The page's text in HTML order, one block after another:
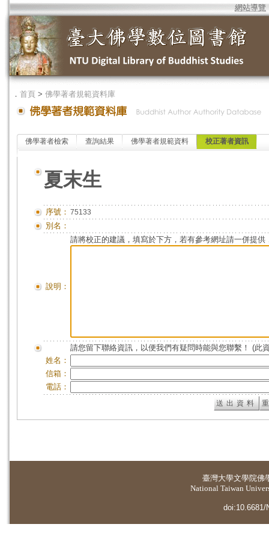
網站導覽
． 首頁 > 佛學著者規範資料庫
佛學著者檢索 查詢結果 佛學著者規範資料 校正著者資訊
夏末生
序號： 75133
別名：
說明：
請將校正的建議，填寫於下方，若有參考網址請一併提供
請您留下聯絡資訊，以便我們有疑問時能與您聯繫！ (此
姓名：
信箱：
電話：
臺灣大學文學院佛
National Taiwan
doi:10.6681/